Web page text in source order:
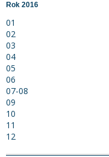
Rok 2016
01
02
03
04
05
06
07-08
09
10
11
12